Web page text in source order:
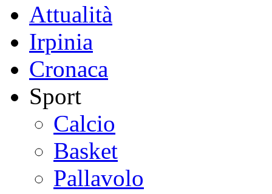
Attualità
Irpinia
Cronaca
Sport
Calcio
Basket
Pallavolo